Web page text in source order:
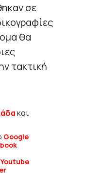
σε
θα
τακτική
και
Google
Youtube